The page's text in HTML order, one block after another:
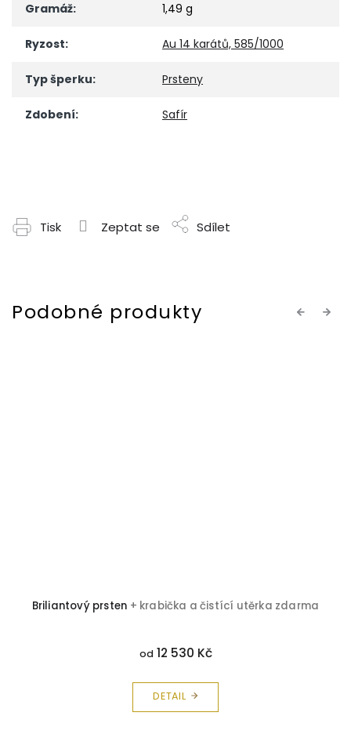
Gramáž: 1,49 g
Ryzost: Au 14 karátů, 585/1000
Typ šperku: Prsteny
Zdobení: Safír
Tisk Zeptat se Sdílet
Previous
Briliantový prsten + krabička a čistící utěrka zdarma
od12 530 Kč
DETAIL
Next